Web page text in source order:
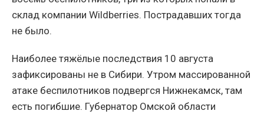
склад компании Wildberries. Пострадавших тогда
не было.
Наиболее тяжёлые последствия 10 августа
зафиксированы не в Сибири. Утром массированной
атаке беспилотников подвергся Нижнекамск, там
есть погибшие. Губернатор Омской области